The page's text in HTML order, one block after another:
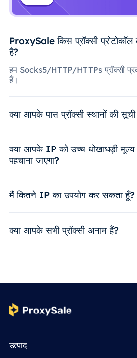
ProxySale किस प्रॉक्सी प्रोटोकॉल
है?
हम Socks5/HTTP/HTTPs प्रॉक्सी
हैं।
क्या आपके पास प्रॉक्सी स्थानों की
क्या आपके IP को उच्च धोखाधड़ी
पहचाना जाएगा?
मैं कितने IP का उपयोग कर सकता हूँ?
क्या आपके सभी प्रॉक्सी अनाम हैं?
उत्पाद